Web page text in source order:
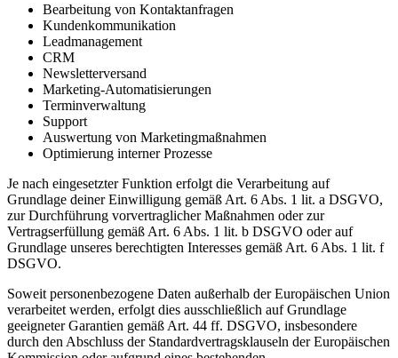
Bearbeitung von Kontaktanfragen
Kundenkommunikation
Leadmanagement
CRM
Newsletterversand
Marketing-Automatisierungen
Terminverwaltung
Support
Auswertung von Marketingmaßnahmen
Optimierung interner Prozesse
Je nach eingesetzter Funktion erfolgt die Verarbeitung auf
Grundlage deiner Einwilligung gemäß Art. 6 Abs. 1 lit. a DSGVO,
zur Durchführung vorvertraglicher Maßnahmen oder zur
Vertragserfüllung gemäß Art. 6 Abs. 1 lit. b DSGVO oder auf
Grundlage unseres berechtigten Interesses gemäß Art. 6 Abs. 1 lit. f
DSGVO.
Soweit personenbezogene Daten außerhalb der Europäischen Union
verarbeitet werden, erfolgt dies ausschließlich auf Grundlage
geeigneter Garantien gemäß Art. 44 ff. DSGVO, insbesondere
durch den Abschluss der Standardvertragsklauseln der Europäischen